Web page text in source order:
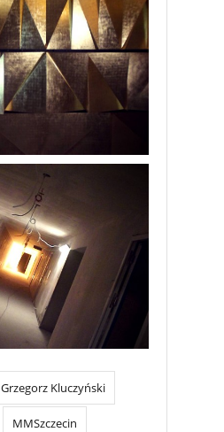
Grzegorz Kluczyński
MMSzczecin